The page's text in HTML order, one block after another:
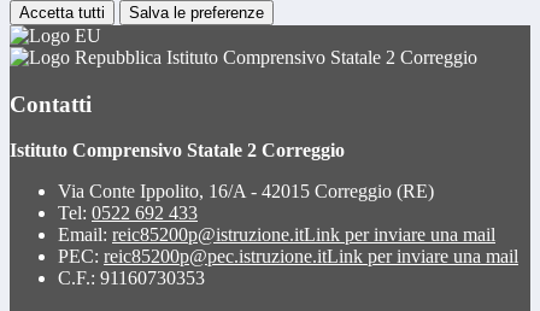
Accetta tutti Salva le preferenze
Istituto Comprensivo Statale 2 Correggio
Contatti
Istituto Comprensivo Statale 2 Correggio
Via Conte Ippolito, 16/A - 42015 Correggio (RE)
Tel: 0522 692 433
Email: reic85200p@istruzione.itLink per inviare una mail
PEC: reic85200p@pec.istruzione.itLink per inviare una mail
C.F.: 91160730353